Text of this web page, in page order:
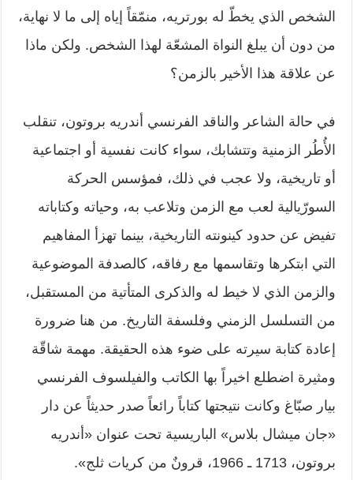
الشخص الذي يخطّ له بورتريه، منمّقاً إياه إلى ما لا نهاية،
من دون أن يبلغ النواة المشعّة لهذا الشخص. ولكن ماذا
عن علاقة هذا الأخير بالزمن؟
في حالة الشاعر والناقد الفرنسي أندريه بروتون، تنقلب
الأُطُر الزمنية وتتشابك، سواء كانت نفسية أو اجتماعية
أو تاريخية، ولا عجب في ذلك، فمؤسس الحركة
السورّيالية لعب مع الزمن وتلاعب به، وحياته وكتاباته
تفيض عن حدود كينونته التاريخية، بينما تهزأ المفاهيم
التي ابتكرها وتقاسمها مع رفاقه، كالصدفة الموضوعية
والزمن الذي لا خيط له والذكرى المتأتية من المستقبل،
من التسلسل الزمني وفلسفة التاريخ. من هنا ضرورة
إعادة كتابة سيرته على ضوء هذه الحقيقة. مهمة شاقّة
ومثيرة اضطلع اخيراً بها الكاتب والفيلسوف الفرنسي
بيار صبّاغ وكانت نتيجتها كتاباً رائعاً صدر حديثاً عن دار
«جان ميشال بلاس» الباريسية تحت عنوان «أندريه
بروتون، 1713 ـ 1966، قرونٌ من كريات ثلج».